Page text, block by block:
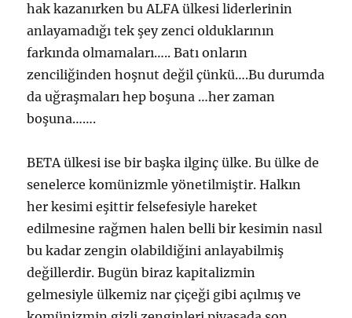
hak kazanırken bu ALFA ülkesi liderlerinin
anlayamadığı tek şey zenci olduklarının
farkında olmamaları….. Batı onların
zenciliğinden hoşnut değil çünkü….Bu durumda
da uğraşmaları hep boşuna …her zaman
boşuna…….
BETA ülkesi ise bir başka ilginç ülke. Bu ülke de
senelerce komünizmle yönetilmiştir. Halkın
her kesimi eşittir felsefesiyle hareket
edilmesine rağmen halen belli bir kesimin nasıl
bu kadar zengin olabildiğini anlayabilmiş
değillerdir. Bugün biraz kapitalizmin
gelmesiyle ülkemiz nar çiçeği gibi açılmış ve